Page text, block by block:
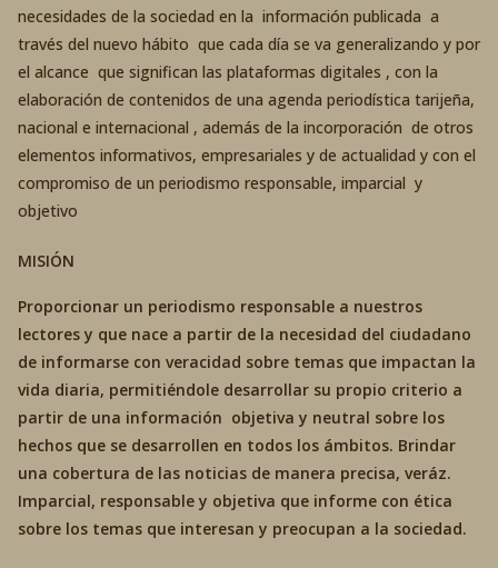
necesidades de la sociedad en la información publicada a
través del nuevo hábito que cada día se va generalizando y por
el alcance que significan las plataformas digitales , con la
elaboración de contenidos de una agenda periodística tarijeña,
nacional e internacional , además de la incorporación de otros
elementos informativos, empresariales y de actualidad y con el
compromiso de un periodismo responsable, imparcial y
objetivo
MISIÓN
Proporcionar un periodismo responsable a nuestros
lectores y que nace a partir de la necesidad del ciudadano
de informarse con veracidad sobre temas que impactan la
vida diaria, permitiéndole desarrollar su propio criterio a
partir de una información objetiva y neutral sobre los
hechos que se desarrollen en todos los ámbitos. Brindar
una cobertura de las noticias de manera precisa, veráz.
Imparcial, responsable y objetiva que informe con ética
sobre los temas que interesan y preocupan a la sociedad.